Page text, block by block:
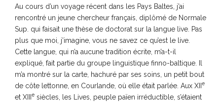
Au cours d’un voyage récent dans les Pays Baltes, j’ai
rencontré un jeune chercheur français, diplômé de Normale
Sup. qui faisait une thèse de doctorat sur la langue live. Pas
plus que moi, j’imagine, vous ne savez ce qu’est le live.
Cette langue, qui n’a aucune tradition écrite, m’a-t-il
expliqué, fait partie du groupe linguistique finno-baltique. Il
m’a montré sur la carte, hachuré par ses soins, un petit bout
de côte lettonne, en Courlande, où elle était parlée. Aux XIIe
et XIIIe siècles, les Lives, peuple païen irréductible, s’étaient